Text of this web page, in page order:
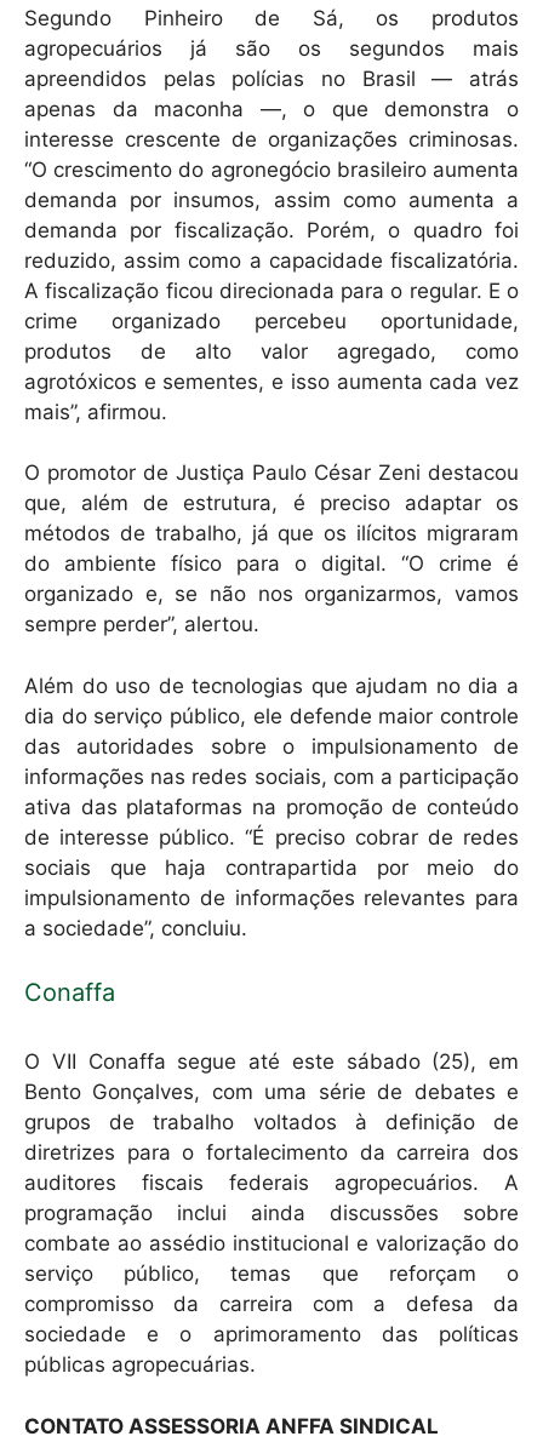
Segundo Pinheiro de Sá, os produtos
agropecuários já são os segundos mais
apreendidos pelas polícias no Brasil — atrás
apenas da maconha —, o que demonstra o
interesse crescente de organizações criminosas.
“O crescimento do agronegócio brasileiro aumenta
demanda por insumos, assim como aumenta a
demanda por fiscalização. Porém, o quadro foi
reduzido, assim como a capacidade fiscalizatória.
A fiscalização ficou direcionada para o regular. E o
crime organizado percebeu oportunidade,
produtos de alto valor agregado, como
agrotóxicos e sementes, e isso aumenta cada vez
mais”, afirmou.
O promotor de Justiça Paulo César Zeni destacou
que, além de estrutura, é preciso adaptar os
métodos de trabalho, já que os ilícitos migraram
do ambiente físico para o digital. “O crime é
organizado e, se não nos organizarmos, vamos
sempre perder”, alertou.
Além do uso de tecnologias que ajudam no dia a
dia do serviço público, ele defende maior controle
das autoridades sobre o impulsionamento de
informações nas redes sociais, com a participação
ativa das plataformas na promoção de conteúdo
de interesse público. “É preciso cobrar de redes
sociais que haja contrapartida por meio do
impulsionamento de informações relevantes para
a sociedade”, concluiu.
Conaffa
O VII Conaffa segue até este sábado (25), em
Bento Gonçalves, com uma série de debates e
grupos de trabalho voltados à definição de
diretrizes para o fortalecimento da carreira dos
auditores fiscais federais agropecuários. A
programação inclui ainda discussões sobre
combate ao assédio institucional e valorização do
serviço público, temas que reforçam o
compromisso da carreira com a defesa da
sociedade e o aprimoramento das políticas
públicas agropecuárias.
CONTATO ASSESSORIA ANFFA SINDICAL